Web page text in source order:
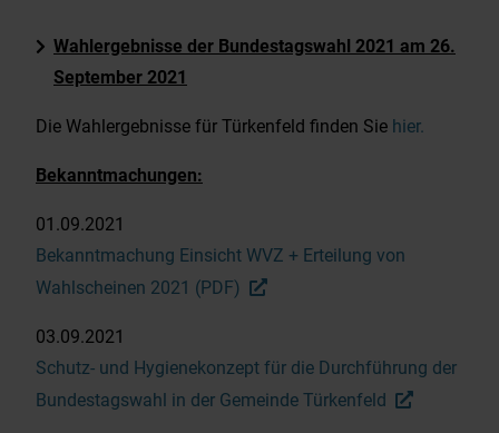
Mitteilungsblatt
Bauleitplanung / FNP
S-Bahn, Bus, FLEXlinie aktuell
Hochwasser – Check
Abfuhrkalender AWB-FFB
Wahlergebnisse der Bundestagswahl 2021 am 26.
September 2021
Die Wahlergebnisse für Türkenfeld finden Sie hier.
Bekanntmachungen:
01.09.2021
Bekanntmachung Einsicht WVZ + Erteilung von
Wahlscheinen 2021 (PDF)
03.09.2021
Schutz- und Hygienekonzept für die Durchführung der
Bundestagswahl in der Gemeinde Türkenfeld